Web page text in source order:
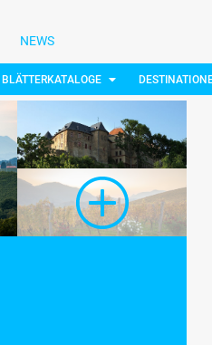
NEWS
BLÄTTERKATALOGE